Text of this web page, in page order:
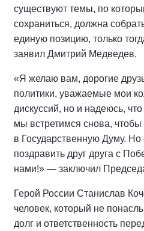
существуют темы, по
сохраниться, должна
единую позицию, только
заявил Дмитрий Медведев.
«Я желаю вам, дорогие
политики, уважаемые мои
дискуссий, но и надеюсь,
мы встретимся снова,
в Государственную Думу.
поздравить друг друга с
нами!» — заключил
Герой России Станислав
человек, который не
долг и ответственность